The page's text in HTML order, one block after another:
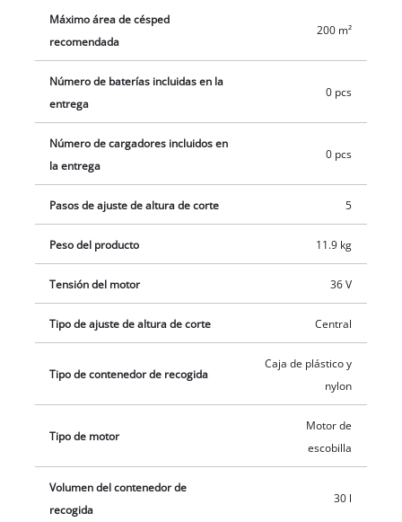
césped. Para el funcionamiento del cortacésped inalámbrico
se requieren dos baterías PXC de 18 V. Las baterías y el
cargador están disponibles por separado, por ejemplo, en un
práctico kit de inicio.
Máximo área de césped
recomendada
200 m²
Número de baterías incluidas en la
entrega
0 pcs
Número de cargadores incluidos en
la entrega
0 pcs
Pasos de ajuste de altura de corte 5
Peso del producto 11.9 kg
Tensión del motor 36 V
Tipo de ajuste de altura de corte Central
Tipo de contenedor de recogida
Caja de plástico y
nylon
Tipo de motor
Motor de
escobilla
Volumen del contenedor de
recogida
30 l